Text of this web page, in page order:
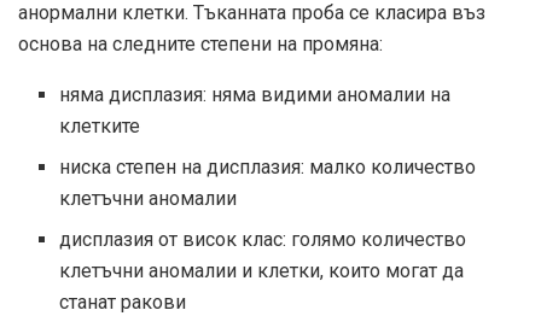
анормални клетки. Тъканната проба се класира въз
основа на следните степени на промяна:
няма дисплазия: няма видими аномалии на
клетките
ниска степен на дисплазия: малко количество
клетъчни аномалии
дисплазия от висок клас: голямо количество
клетъчни аномалии и клетки, които могат да
станат ракови